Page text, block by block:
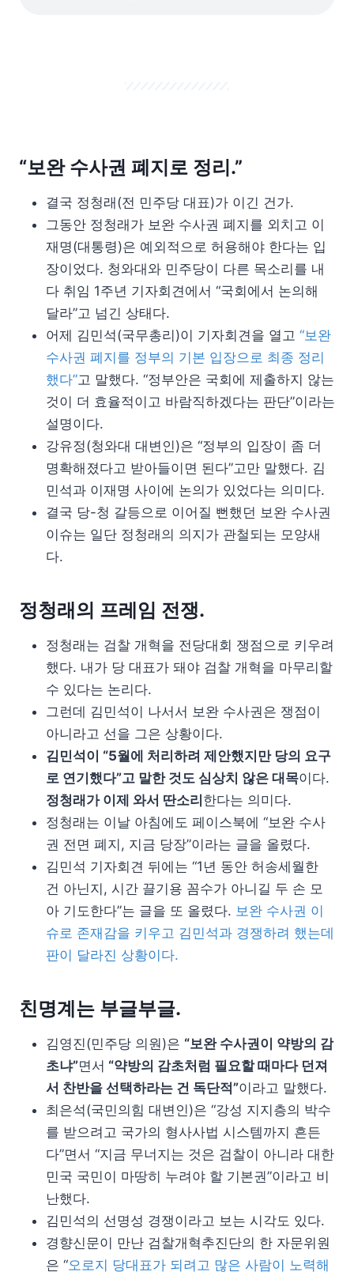
“보완 수사권 폐지로 정리.”
결국 정청래(전 민주당 대표)가 이긴 건가.
그동안 정청래가 보완 수사권 폐지를 외치고 이
재명(대통령)은 예외적으로 허용해야 한다는 입
장이었다. 청와대와 민주당이 다른 목소리를 내
다 취임 1주년 기자회견에서 “국회에서 논의해
달라”고 넘긴 상태다.
어제 김민석(국무총리)이 기자회견을 열고 “보완
수사권 폐지를 정부의 기본 입장으로 최종 정리
했다”고 말했다. “정부안은 국회에 제출하지 않는
것이 더 효율적이고 바람직하겠다는 판단”이라는
설명이다.
강유정(청와대 대변인)은 “정부의 입장이 좀 더
명확해졌다고 받아들이면 된다”고만 말했다. 김
민석과 이재명 사이에 논의가 있었다는 의미다.
결국 당-청 갈등으로 이어질 뻔했던 보완 수사권
이슈는 일단 정청래의 의지가 관철되는 모양새
다.
정청래의 프레임 전쟁.
정청래는 검찰 개혁을 전당대회 쟁점으로 키우려
했다. 내가 당 대표가 돼야 검찰 개혁을 마무리할
수 있다는 논리다.
그런데 김민석이 나서서 보완 수사권은 쟁점이
아니라고 선을 그은 상황이다.
김민석이 “5월에 처리하려 제안했지만 당의 요구
로 연기했다”고 말한 것도 심상치 않은 대목이다.
정청래가 이제 와서 딴소리 한다는 의미다.
정청래는 이날 아침에도 페이스북에 “보완 수사
권 전면 폐지, 지금 당장”이라는 글을 올렸다.
김민석 기자회견 뒤에는 “1년 동안 허송세월한
건 아닌지, 시간 끌기용 꼼수가 아니길 두 손 모
아 기도한다”는 글을 또 올렸다. 보완 수사권 이
슈로 존재감을 키우고 김민석과 경쟁하려 했는데
판이 달라진 상황이다.
친명계는 부글부글.
김영진(민주당 의원)은 “보완 수사권이 약방의 감
초냐”면서 “약방의 감초처럼 필요할 때마다 던져
서 찬반을 선택하라는 건 독단적”이라고 말했다.
최은석(국민의힘 대변인)은 “강성 지지층의 박수
를 받으려고 국가의 형사사법 시스템까지 흔든
다”면서 “지금 무너지는 것은 검찰이 아니라 대한
민국 국민이 마땅히 누려야 할 기본권”이라고 비
난했다.
김민석의 선명성 경쟁이라고 보는 시각도 있다.
경향신문이 만난 검찰개혁추진단의 한 자문위원
은 “오로지 당대표가 되려고 많은 사람이 노력해